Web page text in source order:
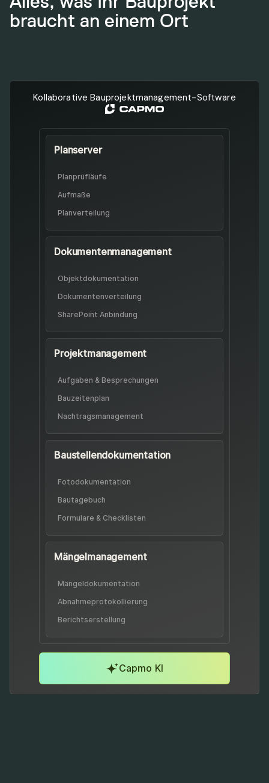
braucht an einem Ort
Kollaborative Bauprojektmanagement-Software
Planserver
Planprüfläufe
Aufmaße
Planverteilung
Dokumenten­management
Objekt­dokumentation
Dokumenten­verteilung
SharePoint Anbindung
Projekt­management
Aufgaben & Besprechungen
Bauzeitenplan
Nachtrags­management
Baustellen­dokumentation
Fotodokumentation
Bautagebuch
Formulare & Checklisten
Mängel­management
Mängel­dokumentation
Abnahme­protokollierung
Berichts­erstellung
Capmo KI